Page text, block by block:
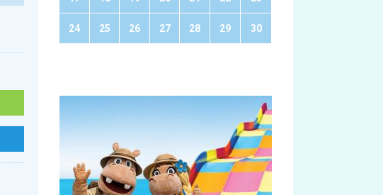
24 25 26 27 28 29 30